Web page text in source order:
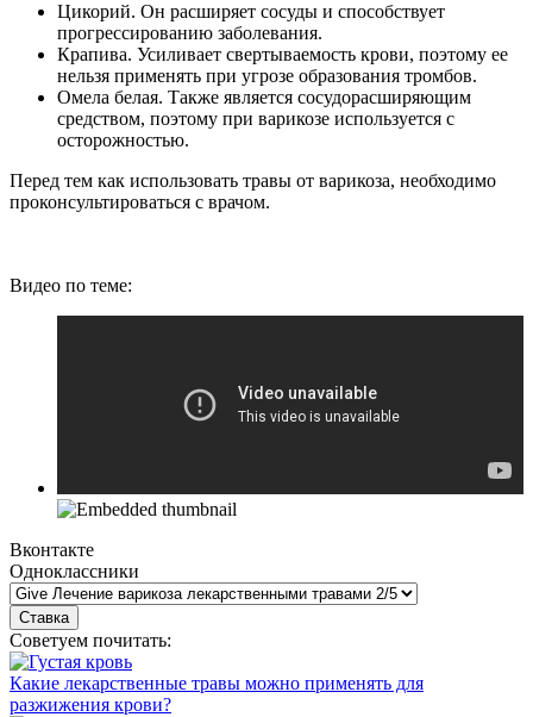
Цикорий. Он расширяет сосуды и способствует
прогрессированию заболевания.
Крапива. Усиливает свертываемость крови, поэтому ее
нельзя применять при угрозе образования тромбов.
Омела белая. Также является сосудорасширяющим
средством, поэтому при варикозе используется с
осторожностью.
Перед тем как использовать травы от варикоза, необходимо
проконсультироваться с врачом.
Видео по теме:
Вконтакте
Одноклассники
Советуем почитать:
Какие лекарственные травы можно применять для
разжижения крови?